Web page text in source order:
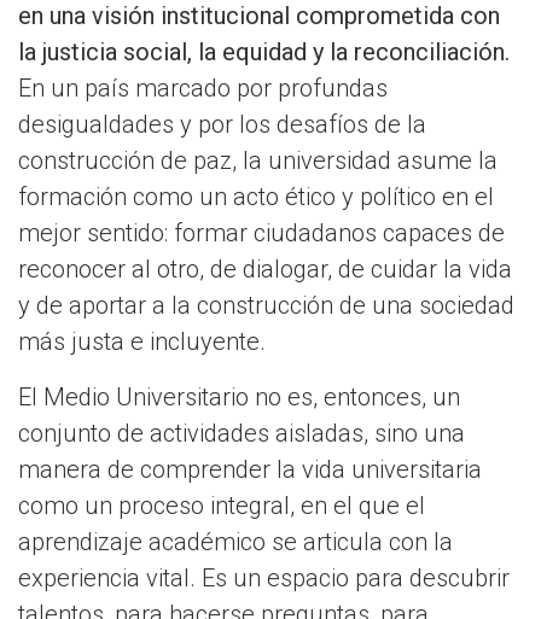
en una visión institucional comprometida con
la justicia social, la equidad y la reconciliación.
En un país marcado por profundas
desigualdades y por los desafíos de la
construcción de paz, la universidad asume la
formación como un acto ético y político en el
mejor sentido: formar ciudadanos capaces de
reconocer al otro, de dialogar, de cuidar la vida
y de aportar a la construcción de una sociedad
más justa e incluyente.
El Medio Universitario no es, entonces, un
conjunto de actividades aisladas, sino una
manera de comprender la vida universitaria
como un proceso integral, en el que el
aprendizaje académico se articula con la
experiencia vital. Es un espacio para descubrir